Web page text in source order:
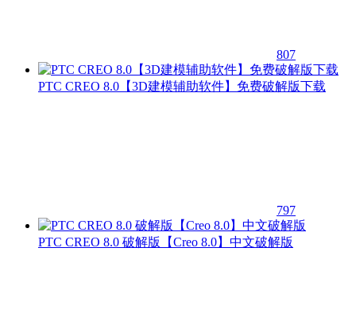
807
PTC CREO 8.0【3D建模辅助软件】免费破解版下载
797
PTC CREO 8.0 破解版【Creo 8.0】中文破解版